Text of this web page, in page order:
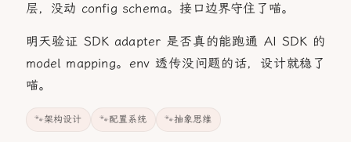
层，没动 config schema。接口边界守住了喵。
明天验证 SDK adapter 是否真的能跑通 AI SDK 的
model mapping。env 透传没问题的话，设计就稳了
喵。
架构设计 配置系统 抽象思维